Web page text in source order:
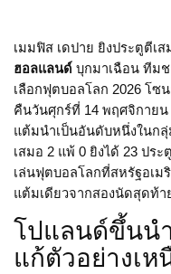
เมมฟิส เดปาย ยิงประตูตีเ
ฮอลแลนด์ บุกมาเฉือน ทีมช
เลือกฟุตบอลโลก 2026 โซน
คืนวันศุกร์ที่ 14 พฤศจิกาย
แต้มนำเป็นอันดับหนึ่งในก
เสมอ 2 แพ้ 0 ยิงได้ 23 ประ
เล่นฟุตบอลโลกที่สหรัฐอเ
แต้มเดียวจากสองนัดสุดท้า
โปแลนด์ขึ้นน
แก้ตัวอย่างเ